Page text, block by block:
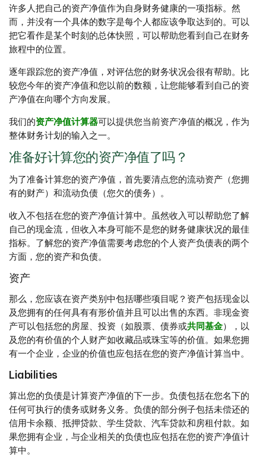
许多人把自己的资产净值作为自身财务健康的一项指标。然
而，并没有一个具体的数字是每个人都应该争取达到的。可以
把它看作是某个时刻的总体快照，可以帮助您看到自己在财务
旅程中的位置。
逐年跟踪您的资产净值，对评估您的财务状况会很有帮助。比
较您今年的资产净值和您以前的数额，让您能够看到自己的资
产净值在向哪个方向发展。
我们的资产净值计算器可以提供您当前资产净值的概况，作为
整体财务计划的输入之一。
准备好计算您的资产净值了吗？
为了准备计算您的资产净值，首先要清点您的流动资产（您拥
有的财产）和流动负债（您欠的债务）。
收入不包括在您的资产净值计算中。虽然收入可以帮助您了解
自己的现金流，但收入本身可能不是您的财务健康状况的最佳
指标。了解您的资产净值需要考虑您的个人资产负债表的两个
方面，您的资产和负债。
资产
那么，您应该在资产类别中包括哪些项目呢？资产包括现金以
及您拥有的任何具有有形价值并且可以出售的东西。非现金资
产可以包括您的房屋、投资（如股票、债券或共同基金），以
及您的有价值的个人财产如收藏品或珠宝等的价值。如果您拥
有一个企业，企业的价值也应包括在您的资产净值计算当中。
Liabilities
算出您的负债是计算资产净值的下一步。负债包括在您名下的
任何可执行的债务或财务义务。负债的部分例子包括未偿还的
信用卡余额、抵押贷款、学生贷款、汽车贷款和房租付款。如
果您拥有企业，与企业相关的负债也应包括在您的资产净值计
算中。